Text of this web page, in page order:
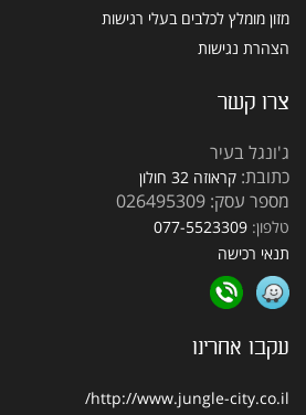
מזון מומלץ לכלבים בעלי רגישות
הצהרת נגישות
צרו קשר
ג'ונגל בעיר
כתובת: קראוזה 32 חולון
מספר עסק: 026495309
טלפון: 077-5523309
תנאי רכישה
עקבו אחרינו
http://www.jungle-city.co.il/